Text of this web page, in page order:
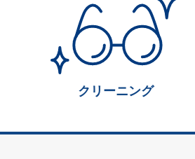
クリーニング